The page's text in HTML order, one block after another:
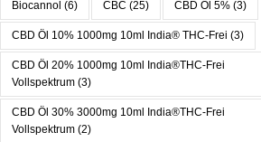
Biocannol (6) CBC (25) CBD Öl 5% (3)
CBD Öl 10% 1000mg 10ml India® THC-Frei (3)
CBD Öl 20% 1000mg 10ml India®THC-Frei
Vollspektrum (3)
CBD Öl 30% 3000mg 10ml India®THC-Frei
Vollspektrum (2)